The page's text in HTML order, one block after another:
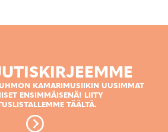
KAMARIMUSIIKIN UUSIMMAT
ENSIMMÄISENÄ! LIITY
TÄÄLTÄ.